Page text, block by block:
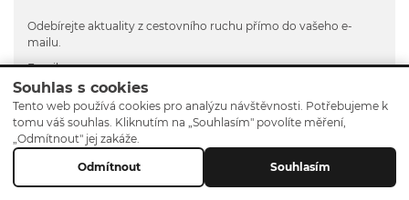
Odebírejte aktuality z cestovního ruchu přímo do vašeho e-
mailu.
Email
Odeslat
Souhlas s cookies
Tento web používá cookies pro analýzu návštěvnosti. Potřebujeme k
tomu váš souhlas. Kliknutím na „Souhlasím" povolíte měření,
„Odmítnout" jej zakáže.
Odmítnout Souhlasím